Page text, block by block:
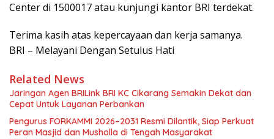
Center di 1500017 atau kunjungi kantor BRI terdekat.
Terima kasih atas kepercayaan dan kerja samanya.
BRI – Melayani Dengan Setulus Hati
Related News
Jaringan Agen BRILink BRI KC Cikarang Semakin Dekat dan
Cepat Untuk Layanan Perbankan
Pengurus FORKAMMI 2026–2031 Resmi Dilantik, Siap Perkuat
Peran Masjid dan Musholla di Tengah Masyarakat